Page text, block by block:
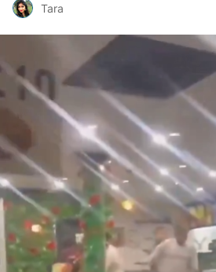
Tara